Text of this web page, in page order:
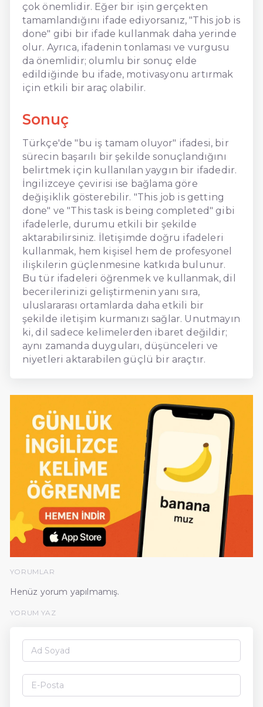
çok önemlidir. Eğer bir işin gerçekten
tamamlandığını ifade ediyorsanız, "This job is
done" gibi bir ifade kullanmak daha yerinde
olur. Ayrıca, ifadenin tonlaması ve vurgusu
da önemlidir; olumlu bir sonuç elde
edildiğinde bu ifade, motivasyonu artırmak
için etkili bir araç olabilir.
Sonuç
Türkçe'de "bu iş tamam oluyor" ifadesi, bir
sürecin başarılı bir şekilde sonuçlandığını
belirtmek için kullanılan yaygın bir ifadedir.
İngilizceye çevirisi ise bağlama göre
değişiklik gösterebilir. "This job is getting
done" ve "This task is being completed" gibi
ifadelerle, durumu etkili bir şekilde
aktarabilirsiniz. İletişimde doğru ifadeleri
kullanmak, hem kişisel hem de profesyonel
ilişkilerin güçlenmesine katkıda bulunur.
Bu tür ifadeleri öğrenmek ve kullanmak, dil
becerilerinizi geliştirmenin yanı sıra,
uluslararası ortamlarda daha etkili bir
şekilde iletişim kurmanızı sağlar. Unutmayın
ki, dil sadece kelimelerden ibaret değildir;
aynı zamanda duyguları, düşünceleri ve
niyetleri aktarabilen güçlü bir araçtır.
YORUMLAR
Henüz yorum yapılmamış.
YORUM YAZ